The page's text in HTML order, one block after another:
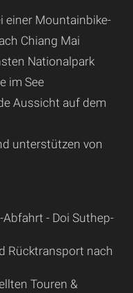
einer Mountainbike-
Chiang Mai
Nationalpark
im See
Aussicht auf dem
unterstützen von
- Doi Suthep-
Rücktransport nach
Touren &